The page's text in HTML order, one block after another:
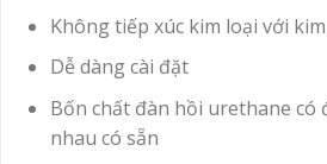
Không tiếp xúc kim loại với
Dễ dàng cài đặt
Bốn chất đàn hồi urethane có
nhau có sẵn